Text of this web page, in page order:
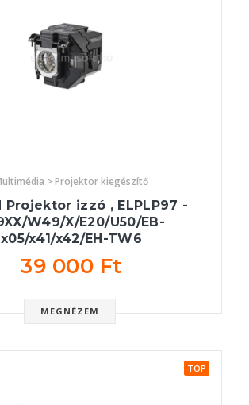
> Projektor kiegészítő
Projektor izzó , ELPLP97 -
W49/X/E20/U50/EB-
x05/x41/x42/EH-TW6
39 000 Ft
MEGNÉZEM
TOP